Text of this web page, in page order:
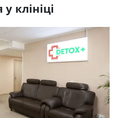
клініці